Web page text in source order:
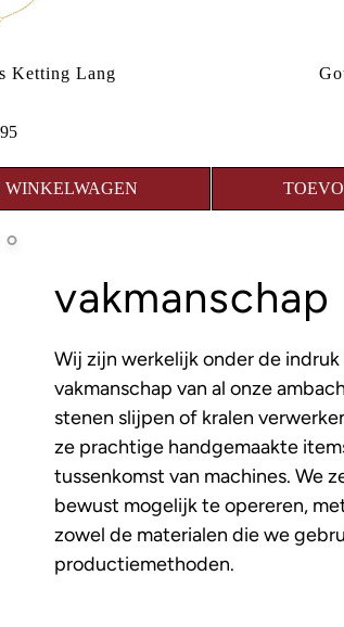
Ketting Lang
vakmanschap
Wij zijn werkelijk onder de indruk
vakmanschap van al onze
stenen slijpen of kralen
ze prachtige handgemaakte
tussenkomst van machines. We
bewust mogelijk te opereren,
zowel de materialen die we
productiemethoden.